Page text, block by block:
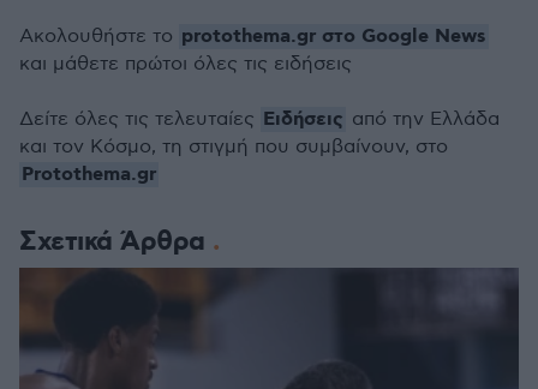
Σχετικά Άρθρα
Ακολουθήστε το protothema.gr στο Google News
και μάθετε πρώτοι όλες τις ειδήσεις
Δείτε όλες τις τελευταίες Ειδήσεις από την Ελλάδα
και τον Κόσμο, τη στιγμή που συμβαίνουν, στο
Protothema.gr